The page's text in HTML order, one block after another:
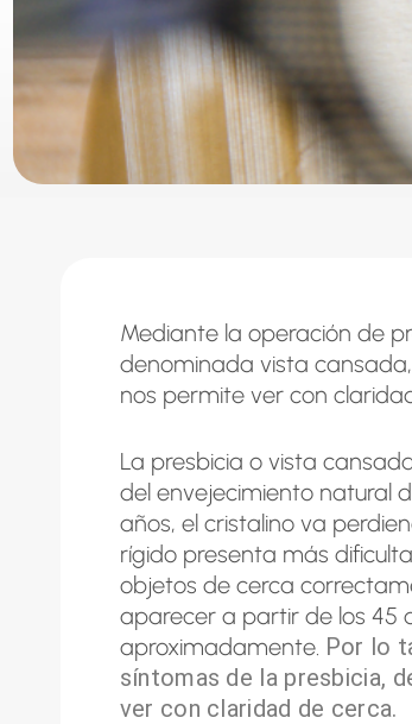
Mediante la operación de
denominada vista
nos permite ver con
La presbicia o vista
del envejecimiento natural
años, el cristalino va
rígido presenta más
objetos de cerca
aparecer a partir de los 45
aproximadamente. Por lo
síntomas de la presbicia,
ver con claridad de cerca.